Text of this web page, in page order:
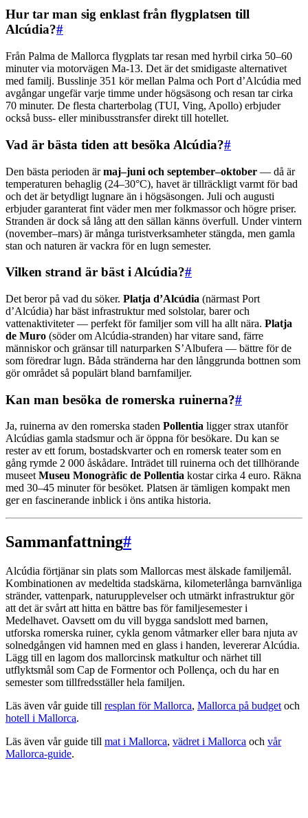
Hur tar man sig enklast från flygplatsen till
Alcúdia?#
Från Palma de Mallorca flygplats tar resan med hyrbil cirka 50–60
minuter via motorvägen Ma-13. Det är det smidigaste alternativet
med familj. Busslinje 351 kör mellan Palma och Port d’Alcúdia med
avgångar ungefär varje timme under högsäsong och resan tar cirka
70 minuter. De flesta charterbolag (TUI, Ving, Apollo) erbjuder
också buss- eller minibusstransfer direkt till hotellet.
Vad är bästa tiden att besöka Alcúdia?#
Den bästa perioden ärmaj–juni och september–oktober — då är
temperaturen behaglig (24–30°C), havet är tillräckligt varmt för bad
och det är betydligt lugnare än i högsäsongen. Juli och augusti
erbjuder garanterat fint väder men mer folkmassor och högre priser.
Stranden är dock så lång att den sällan känns överfull. Under vintern
(november–mars) är många turistverksamheter stängda, men gamla
stan och naturen är vackra för en lugn semester.
Vilken strand är bäst i Alcúdia?#
Det beror på vad du söker. Platja d’Alcúdia (närmast Port
d’Alcúdia) har bäst infrastruktur med solstolar, barer och
vattenaktiviteter — perfekt för familjer som vill ha allt nära. Platja
de Muro (söder om Alcúdia-stranden) har vitare sand, färre
människor och gränsar till naturparken S’Albufera — bättre för de
som föredrar lugn. Båda stränderna har den långgrunda bottnen som
gör området så populärt bland barnfamiljer.
Kan man besöka de romerska ruinerna?#
Ja, ruinerna av den romerska staden Pollentia ligger strax utanför
Alcúdias gamla stadsmur och är öppna för besökare. Du kan se
rester av ett forum, bostadskvarter och en romersk teater som en
gång rymde 2 000 åskådare. Inträdet till ruinerna och det tillhörande
museetMuseu Monogràfic de Pollentia kostar cirka 4 euro. Räkna
med 30–45 minuter för besöket. Platsen är tämligen kompakt men
ger en fascinerande inblick i öns antika historia.
Sammanfattning#
Alcúdia förtjänar sin plats som Mallorcas mest älskade familjemål.
Kombinationen av medeltida stadskärna, kilometerlånga barnvänliga
stränder, vattenpark, naturupplevelser och utmärkt infrastruktur gör
att det är svårt att hitta en bättre bas för familjesemester i
Medelhavet. Oavsett om du vill bygga sandslott med barnen,
utforska romerska ruiner, cykla genom våtmarker eller bara njuta av
solnedgången vid hamnen med en glass i handen, levererar Alcúdia.
Lägg till en lagom dos mallorcinsk matkultur och närhet till
utflyktsmål som Cap de Formentor och Pollença, och du har en
semester som tillfredsställer hela familjen.
Läs även vår guide till resplan för Mallorca, Mallorca på budget och
hotell i Mallorca.
Läs även vår guide till mat i Mallorca, vädret i Mallorca och vår
Mallorca-guide.